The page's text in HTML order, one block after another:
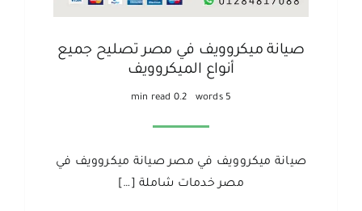
صيانة ميكروويف في مصر تصليح جميع
أنواع الميكروويف
5 words
0.2 min read
صيانة ميكروويف في مصر صيانة ميكروويف في
مصر خدمات شاملة […]